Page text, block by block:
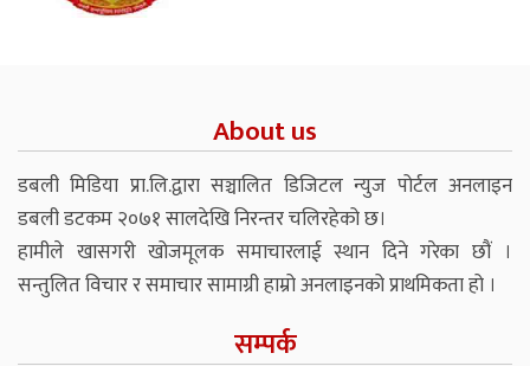
About us
डबली मिडिया प्रा.लि.द्वारा सञ्चालित डिजिटल न्युज पोर्टल अनलाइन
डबली डटकम २०७१ सालदेखि निरन्तर चलिरहेको छ।
हामीले खासगरी खोजमूलक समाचारलाई स्थान दिने गरेका छौं ।
सन्तुलित विचार र समाचार सामाग्री हाम्रो अनलाइनको प्राथमिकता हो ।
सम्पर्क